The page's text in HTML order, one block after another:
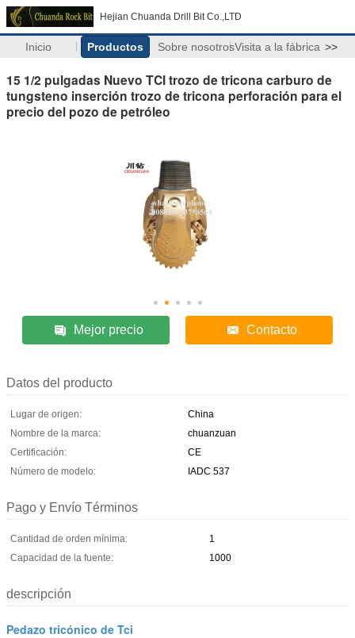
Hejian Chuanda Drill Bit Co.,LTD
Inicio Productos Sobre nosotrosVisita a la fábrica >>
15 1/2 pulgadas Nuevo TCI trozo de tricona carburo de
tungsteno inserción trozo de tricona perforación para el
precio del pozo de petróleo
Mejor precio Contacto
Datos del producto
Lugar de origen:
China
Nombre de la marca:
chuanzuan
Certificación:
CE
Número de modelo:
IADC 537
Pago y Envío Términos
Cantidad de orden mínima:
1
Capacidad de la fuente:
1000
descripción
Pedazo tricónico de Tci